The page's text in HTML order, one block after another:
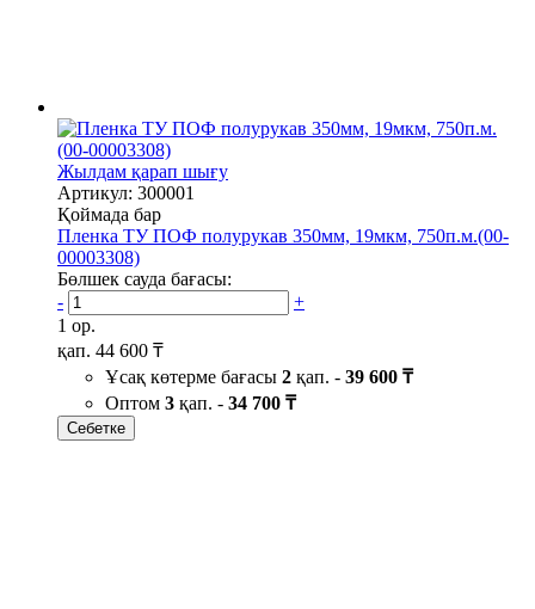
Жылдам қарап шығу
Артикул: 300001
Қоймада бар
Пленка ТУ ПОФ полурукав 350мм, 19мкм, 750п.м.(00-
00003308)
Бөлшек сауда бағасы:
-
+
1 ор.
қап. 44 600 ₸
Ұсақ көтерме бағасы 2 қап. - 39 600 ₸
Оптом 3 қап. - 34 700 ₸
Себетке